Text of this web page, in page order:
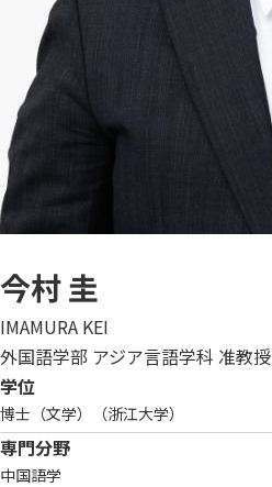
今村 圭
IMAMURA KEI
外国語学部 アジア言語学科 准教授
学位
博士（文学）（浙江大学）
専門分野
中国語学